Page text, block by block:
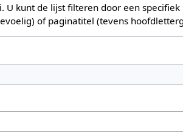
U kunt de lijst filteren door een
of paginatitel (tevens